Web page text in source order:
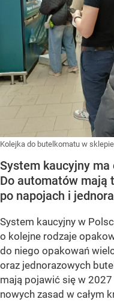
Kolejka do butelkomatu w sklepie
System kaucyjny
Do automatów mają
po napojach i
System kaucyjny w
o kolejne rodzaje
do niego opakowań
oraz jednorazowych
mają pojawić się w
nowych zasad w całym